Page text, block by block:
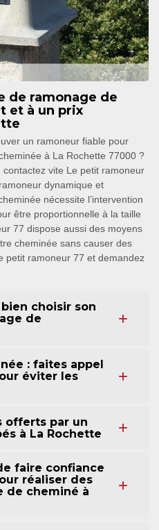
de ramonage de
et à un prix
un ramoneur fiable pour
à La Rochette 77000 ?
vite Le petit ramoneur
dynamique et
nécessite l’intervention
être proportionnelle à la taille
77 dispose aussi des moyens
cheminée sans causer des
petit ramoneur 77 et demandez
choisir son
de
: faites appel
éviter les
offerts par un
à La Rochette
faire confiance
réaliser des
de cheminé à